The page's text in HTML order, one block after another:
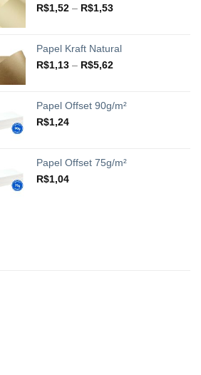
R$1,52 – R$1,53Faixa
R$1,52
R$1,53
Papel Kraft Natural
R$1,13 – R$5,62
R$1,13
Papel Offset 90g/m²
R$1,24
Papel Offset 75g/m²
R$1,04